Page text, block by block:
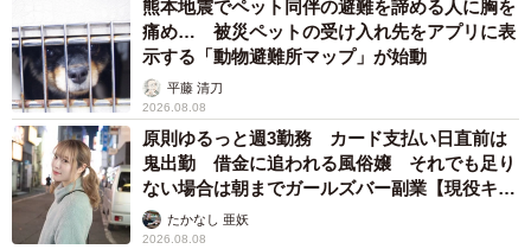
熊本地震でペット同伴の避難を諦める人に胸を
痛め… 被災ペットの受け入れ先をアプリに表
示する「動物避難所マップ」が始動
平藤 清刀
2026.08.08
原則ゆるっと週3勤務 カード支払い日直前は
鬼出勤 借金に追われる風俗嬢 それでも足り
ない場合は朝までガールズバー副業【現役キャ
ストに取材】
たかなし 亜妖
2026.08.08